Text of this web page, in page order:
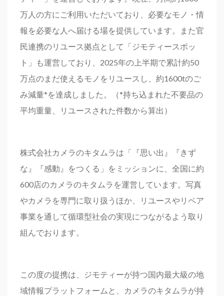
万人の方にご利用いただいており、必要なモノ・情
報を必要な人へ届ける場を提供しています。また官
民連携のリユース拠点として「ジモティースポッ
ト」も運営しており、2025年の上半期で累計約50
万点のまだ使えるモノをリユースし、約1600tのご
み減量*を達成しました。（*持ち込まれた不要品の
平均重量、リユースされた件数から算出）
株式会社カメラのキタムラは「『思い出』『きず
な』『感動』をつくる」をミッションに、全国に約
600店のカメラのキタムラを運営しています。写真
やカメラを専門に取り扱うほか、リユースやリペア
事業を通して循環型社会の実現につながるよう取り
組んでおります。
この度の提携は、ジモティーが持つ国内最大級の地
域情報プラットフォームと、カメラのキタムラが持